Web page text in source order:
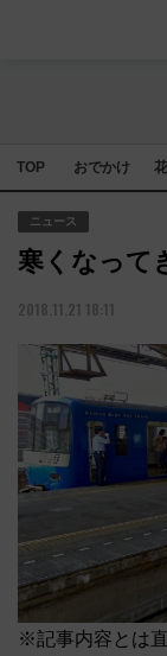
TOP おでかけ
ニュース
寒くなって
2018.11.21 18:11
※記事内容とは